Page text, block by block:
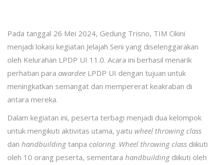
Pada tanggal 26 Mei 2024, Gedung Trisno, TIM Cikini
menjadi lokasi kegiatan Jelajah Seni yang diselenggarakan
oleh Kelurahan LPDP UI 11.0. Acara ini berhasil menarik
perhatian para awardee LPDP UI dengan tujuan untuk
meningkatkan semangat dan mempererat keakraban di
antara mereka.
Dalam kegiatan ini, peserta terbagi menjadi dua kelompok
untuk mengikuti aktivitas utama, yaitu wheel throwing class
dan handbuilding tanpa coloring. Wheel throwing class diikuti
oleh 10 orang peserta, sementara handbuilding diikuti oleh